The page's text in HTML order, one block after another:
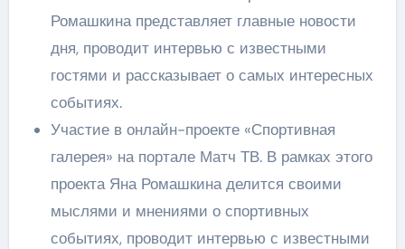
Ромашкина представляет главные новости
дня, проводит интервью с известными
гостями и рассказывает о самых интересных
событиях.
Участие в онлайн-проекте «Спортивная
галерея» на портале Матч ТВ. В рамках этого
проекта Яна Ромашкина делится своими
мыслями и мнениями о спортивных
событиях, проводит интервью с известными